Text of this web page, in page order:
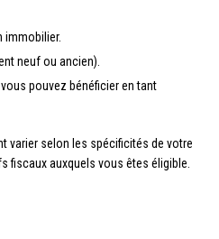
immobilier.
neuf ou ancien).
pouvez bénéficier en tant
varier selon les spécificités de votre
auxquels vous êtes éligible.